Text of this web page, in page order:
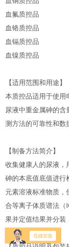
血氟质控品
血铬质控品
血镉质控品
血镍质控品
【适用范围和用途】
本质控品适用于使用
尿液中重金属砷的
测方法的可靠性和数
【制备方法简介】
收集健康人的尿液，
砷的本底值底值进行
元素溶液标准物质
合等离子体质谱法（
果并定值结果并分装